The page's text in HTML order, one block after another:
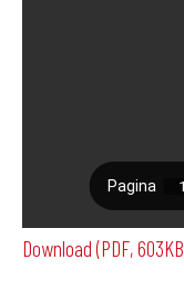
Download (PDF,